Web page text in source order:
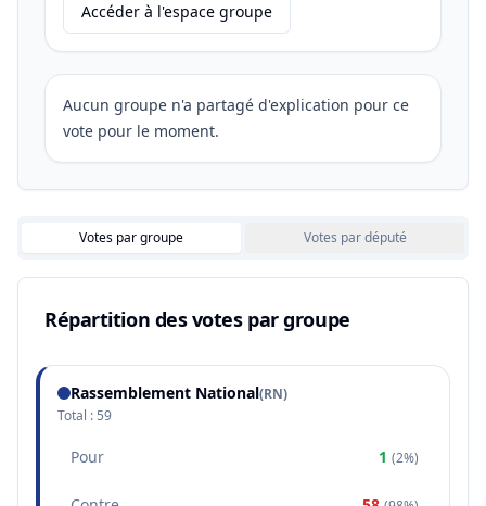
Accéder à l'espace groupe
Aucun groupe n'a partagé d'explication pour ce
vote pour le moment.
Votes par groupe Votes par député
Répartition des votes par groupe
Rassemblement National(RN)
Total : 59
Pour 1 (2%)